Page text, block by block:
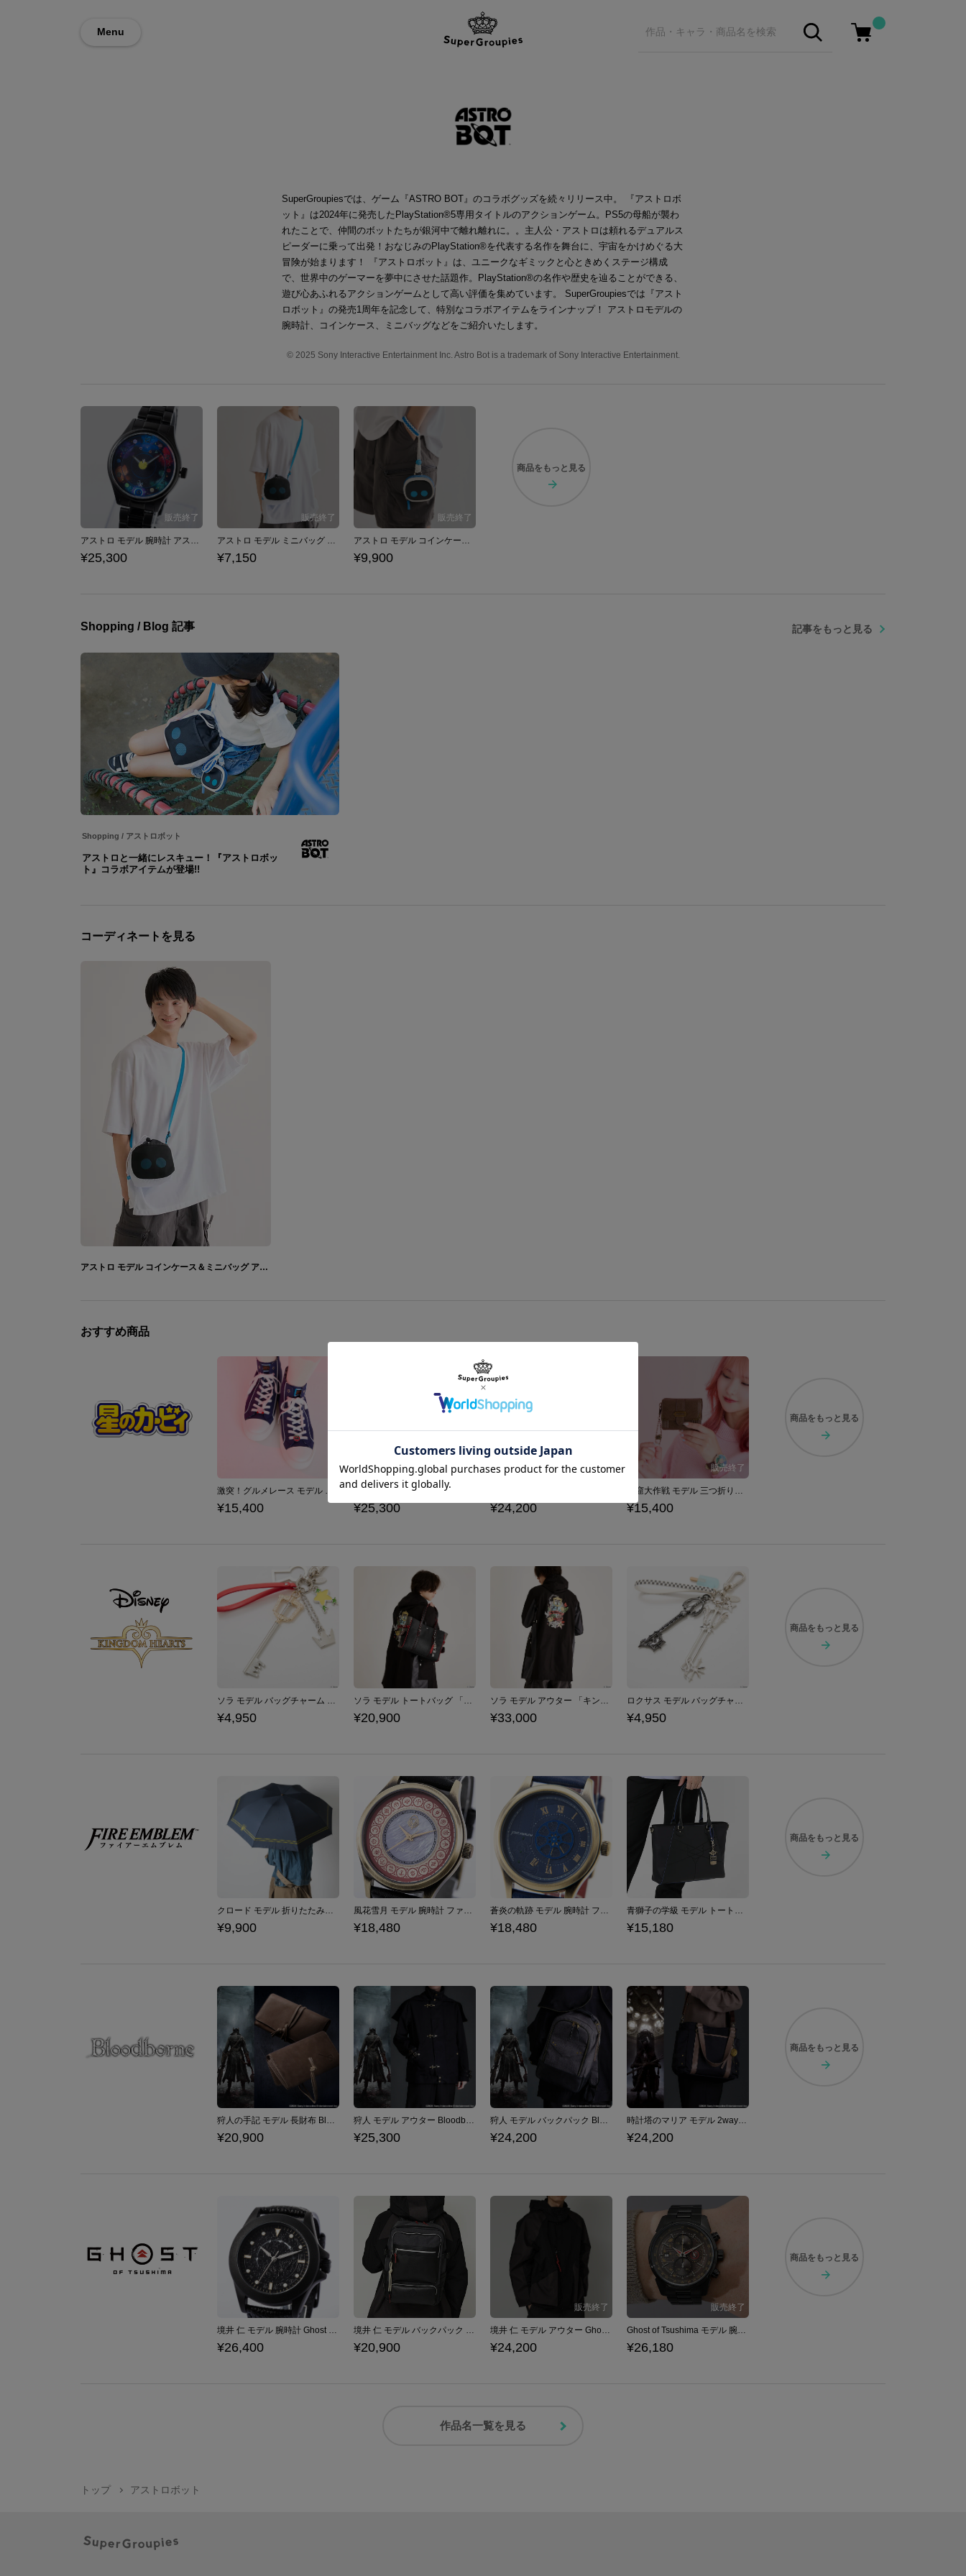
Menu
SuperGroupiesでは、ゲーム『ASTRO BOT』のコラボグッズを続々リリース中。 『アストロボ
ット』は2024年に発売したPlayStation®5専用タイトルのアクションゲーム。PS5の母船が襲わ
れたことで、仲間のボットたちが銀河中で離れ離れに。。主人公・アストロは頼れるデュアルス
ピーダーに乗って出発！おなじみのPlayStation®を代表する名作を舞台に、宇宙をかけめぐる大
冒険が始まります！ 『アストロボット』は、ユニークなギミックと心ときめくステージ構成
で、世界中のゲーマーを夢中にさせた話題作。PlayStation®の名作や歴史を辿ることができる、
遊び心あふれるアクションゲームとして高い評価を集めています。 SuperGroupiesでは『アスト
ロボット』の発売1周年を記念して、特別なコラボアイテムをラインナップ！ アストロモデルの
腕時計、コインケース、ミニバッグなどをご紹介いたします。
© 2025 Sony Interactive Entertainment Inc. Astro Bot is a trademark of Sony Interactive Entertainment.
アストロ モデル 腕時計 アストロボット ASTRO BOT
¥25,300
アストロ モデル ミニバッグ アストロボット ASTRO BOT
¥7,150
アストロ モデル コインケース アストロボット ASTRO BOT
¥9,900
商品を もっと見る
Shopping / Blog 記事 記事をもっと見る
Shopping / アストロボット
アストロと一緒にレスキュー！『アストロボッ
ト』コラボアイテムが登場!!
コーディネートを見る
アストロ モデル コインケース＆ミニバッグ アストロボット ASTRO BOT
おすすめ商品
激突！グルメレース モデル ハイカットスニーカー 『星のカービィ スーパーデラックス』 （ 2024Ver. ）
¥15,400 ¥25,300 ¥24,200
洞窟大作戦 モデル 三つ折り財布 『星のカービィ スーパーデラックス』 （ 2024Ver. ）
¥15,400
商品を もっと見る
ソラ モデル バッグチャーム 「キングダム ハーツ」シリーズ
¥4,950
ソラ モデル トートバッグ 「キングダム ハーツ」シリーズ
¥20,900
ソラ モデル アウター 「キングダム ハーツ」シリーズ
¥33,000
ロクサス モデル バッグチャーム 「キングダム ハーツ」シリーズ
¥4,950
商品を もっと見る
クロード モデル 折りたたみ傘 ファイアーエムブレム 風花雪月
¥9,900
風花雪月 モデル 腕時計 ファイアーエムブレム
¥18,480
蒼炎の軌跡 モデル 腕時計 ファイアーエムブレム
¥18,480
青獅子の学級 モデル トートバッグ ファイアーエムブレム 風花雪月
¥15,180
商品を もっと見る
狩人の手記 モデル 長財布 Bloodborne
¥20,900
狩人 モデル アウター Bloodborne
¥25,300
狩人 モデル バックパック Bloodborne
¥24,200
時計塔のマリア モデル 2wayトートバッグ Bloodborne
¥24,200
商品を もっと見る
境井 仁 モデル 腕時計 Ghost of Tsushima
¥26,400
境井 仁 モデル バックパック Ghost of Tsushima
¥20,900
境井 仁 モデル アウター Ghost of Tsushima
¥24,200
Ghost of Tsushima モデル 腕時計
¥26,180
商品を もっと見る
作品名一覧を見る
トップ アストロボット